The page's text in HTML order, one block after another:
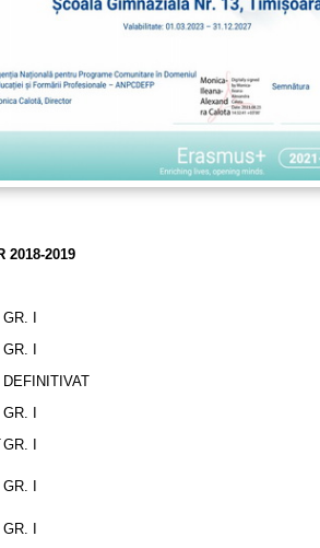
2018-2019
GR. I
GR. I
DEFINITIVAT
GR. I
GR. I
GR. I
GR. I